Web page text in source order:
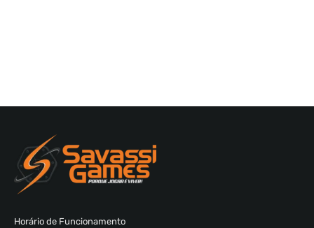
Horário de Funcionamento